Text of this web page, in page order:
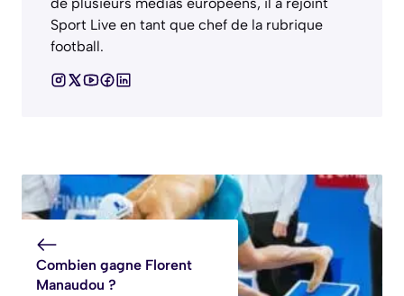
de plusieurs médias européens, il a rejoint
Sport Live en tant que chef de la rubrique
football.
Combien gagne Florent
Manaudou ?